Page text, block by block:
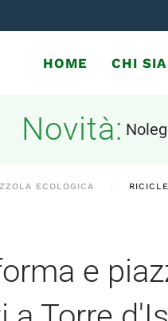
HOME CHI
Novità:
ECOLOGICA
e